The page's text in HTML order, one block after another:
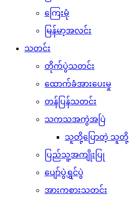
ကြေးမုံ
မြန်မာ့အလင်း
သတင်း
တိုက်ပွဲသတင်း
ထောက်ခံအားပေးမှု
တန်ပြန်သတင်း
သကသအကွဲအပြဲ
သူတို့ပြောတဲ့ သူတို့
ပြည်သူ့အကျိုးပြု
ပျော်ပွဲရွှင်ပွဲ
အားကစားသတင်း